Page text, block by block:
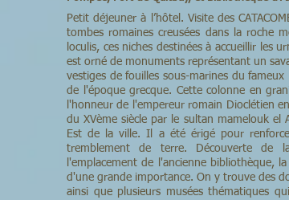
Petit déjeuner à l’hôtel. Visite des
tombes romaines creusées dans la roche
loculis, ces niches destinées à accueillir les
est orné de monuments représentant un
vestiges de fouilles sous-marines du fameux
de l'époque grecque. Cette colonne en
l'honneur de l'empereur romain Dioclétien
du XVème siècle par le sultan mamelouk el
Est de la ville. Il a été érigé pour
tremblement de terre. Découverte de la
l'emplacement de l'ancienne bibliothèque,
d'une grande importance. On y trouve des
ainsi que plusieurs musées thématiques